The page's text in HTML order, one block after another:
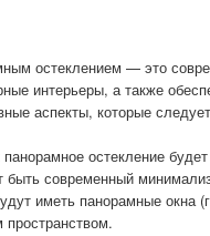
остеклением — это
интерьеры, а также
аспекты, которые
остекление
современный
иметь панорамные окна